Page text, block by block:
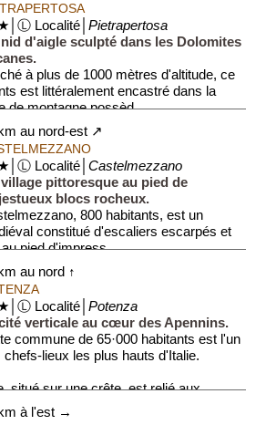
Localité│Pietrapertosa
d'aigle sculpté dans les Dolomites
à plus de 1000 mètres d'altitude, ce
est littéralement encastré dans la
de montagne possèd...
au nord-est ↗
Localité│Castelmezzano
pittoresque au pied de
blocs rocheux.
800 habitants, est un
constitué d'escaliers escarpés et
pied d'impress...
au nord ↑
Localité│Potenza
verticale au cœur des Apennins.
commune de 65·000 habitants est l'un
chefs-lieux les plus hauts d'Italie.
situé sur une crête, est relié aux
à l'est →